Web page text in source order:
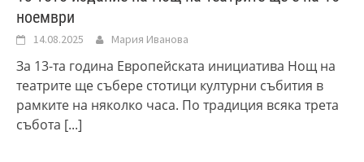
ноември
14.08.2025 Мария Иванова
За 13-та година Европейската инициатива Нощ на
театрите ще събере стотици културни събития в
рамките на няколко часа. По традиция всяка трета
събота [...]